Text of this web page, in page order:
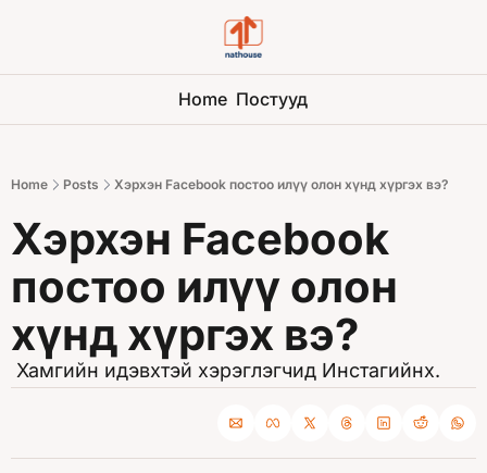
Home Постууд
Home Posts Хэрхэн Facebook постоо илүү олон хүнд хүргэх вэ?
Хэрхэн Facebook
постоо илүү олон
хүнд хүргэх вэ?
Хамгийн идэвхтэй хэрэглэгчид Инстагийнх.